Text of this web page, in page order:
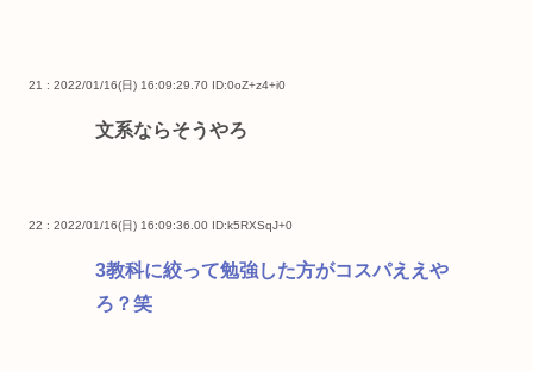
21 : 2022/01/16(日) 16:09:29.70 ID:0oZ+z4+i0
文系ならそうやろ
22 : 2022/01/16(日) 16:09:36.00 ID:k5RXSqJ+0
3教科に絞って勉強した方がコスパええや
ろ？笑